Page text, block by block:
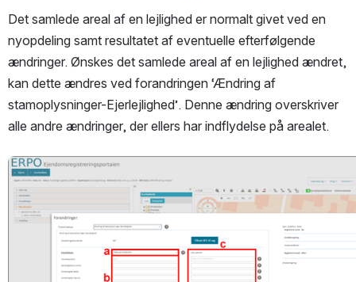
Det samlede areal af en lejlighed er normalt givet ved en
nyopdeling samt resultatet af eventuelle efterfølgende
ændringer. Ønskes det samlede areal af en lejlighed ændret,
kan dette ændres ved forandringen ‘Ændring af
stamoplysninger-Ejerlejlighed’. Denne ændring overskriver
alle andre ændringer, der ellers har indflydelse på arealet.
Open